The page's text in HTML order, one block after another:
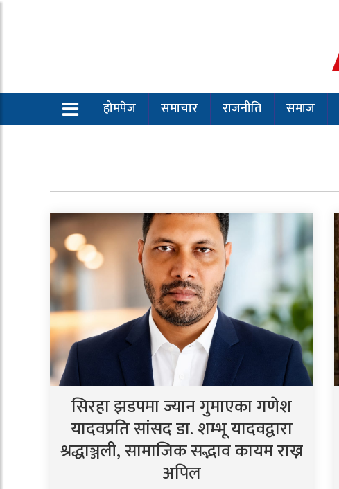
होमपेज समाचार राजनीति समाज
सिरहा झडपमा ज्यान गुमाएका गणेश
यादवप्रति सांसद डा. शम्भू यादवद्वारा
श्रद्धाञ्जली, सामाजिक सद्भाव कायम राख्न
अपिल